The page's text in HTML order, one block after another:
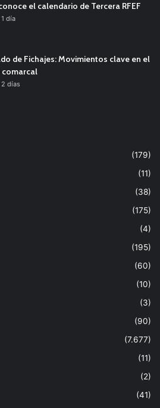
el calendario de Tercera RFEF
1 día
de Fichajes: Movimientos clave en el
2 días
(179)
(11)
(38)
(175)
(4)
(195)
(60)
(10)
(3)
(90)
(7.677)
(11)
(2)
(41)